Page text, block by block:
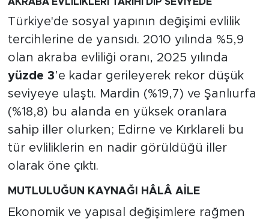
Türkiye'de sosyal yapının değişimi evlilik
tercihlerine de yansıdı. 2010 yılında %5,9
olan akraba evliliği oranı, 2025 yılında
yüzde 3’e kadar gerileyerek rekor düşük
seviyeye ulaştı. Mardin (%19,7) ve Şanlıurfa
(%18,8) bu alanda en yüksek oranlara
sahip iller olurken; Edirne ve Kırklareli bu
tür evliliklerin en nadir görüldüğü iller
olarak öne çıktı.
MUTLULUĞUN KAYNAĞI HÂLÂ AİLE
Ekonomik ve yapısal değişimlere rağmen